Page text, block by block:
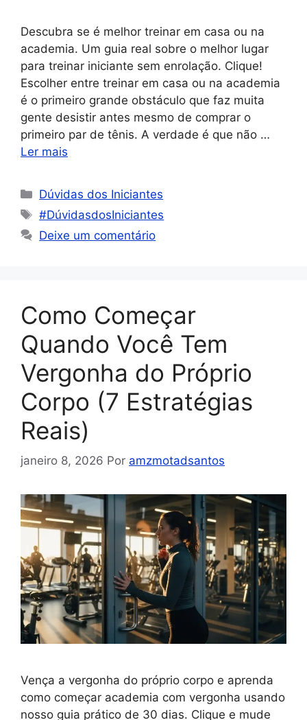
Descubra se é melhor treinar em casa ou na
academia. Um guia real sobre o melhor lugar
para treinar iniciante sem enrolação. Clique!
Escolher entre treinar em casa ou na academia
é o primeiro grande obstáculo que faz muita
gente desistir antes mesmo de comprar o
primeiro par de tênis. A verdade é que não …
Ler mais
Dúvidas dos Iniciantes
#DúvidasdosIniciantes
Deixe um comentário
Como Começar
Quando Você Tem
Vergonha do Próprio
Corpo (7 Estratégias
Reais)
janeiro 8, 2026 Por amzmotadsantos
Vença a vergonha do próprio corpo e aprenda
como começar academia com vergonha usando
nosso guia prático de 30 dias. Clique e mude